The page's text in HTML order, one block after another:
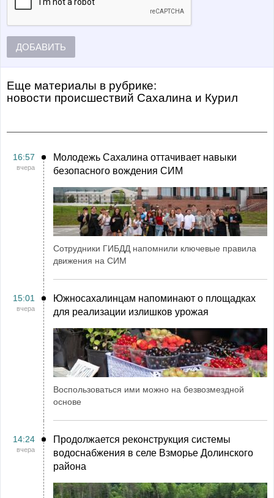
ДОБАВИТЬ
Еще материалы в рубрике:
Новости происшествий Сахалина и Курил
16:57
вчера
Молодежь Сахалина оттачивает навыки
безопасного вождения СИМ
Сотрудники ГИБДД напомнили ключевые правила
движения на СИМ
15:01
вчера
Южносахалинцам напоминают о площадках
для реализации излишков урожая
Воспользоваться ими можно на безвозмездной
основе
14:24
вчера
Продолжается реконструкция системы
водоснабжения в селе Взморье Долинского
района